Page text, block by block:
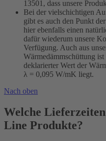
13501, dass unsere
Bei der vielschichtigen
gibt es auch den Punkt
hier ebenfalls einen
dafür wiederum unsere
Verfügung. Auch aus
Wärmedämmschüttung ist
deklarierter Wert der
λ = 0,095 W/mK liegt.
Nach oben
Welche
Line Produkte?